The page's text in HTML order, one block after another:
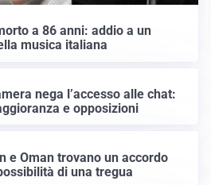
a 86 anni: addio a un
musica italiana
nega l’accesso alle chat:
e opposizioni
e Oman trovano un accordo
di una tregua